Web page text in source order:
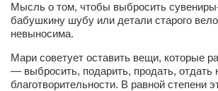
Александр Гвоздик
Александр Кугук
Музыканты
Евгений Касьяненко
Мысль о том, чтобы выбросить
бабушкину шубу или детали старого
невыносима.
Мари советует оставить вещи, которые
— выбросить, подарить, продать, отдать
благотворительности. В равной степени